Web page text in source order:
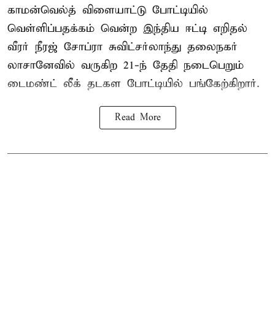
காமன்வெல்த் விளையாட்டு போட்டியில்
வெள்ளிப்பதக்கம் வென்ற இந்திய ஈட்டி எறிதல்
வீரர் நீரஜ் சோப்ரா சுவிட்சர்லாந்து தலைநகர்
லாசானேவில் வருகிற 21-ந் தேதி நடைபெறும்
டைமண்ட் லீக் தடகள போட்டியில் பங்கேற்கிறார்.
Read More